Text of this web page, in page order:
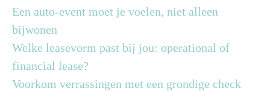
Een auto-event moet je voelen, niet alleen
bijwonen
Welke leasevorm past bij jou: operational of
financial lease?
Voorkom verrassingen met een grondige check